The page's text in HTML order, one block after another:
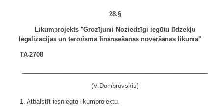
28.§
Likumprojekts "Grozījumi Noziedzīgi iegūtu līdzekļu
legalizācijas un terorisma finansēšanas novēršanas likumā"
TA-2708
(V.Dombrovskis)
1. Atbalstīt iesniegto likumprojektu.